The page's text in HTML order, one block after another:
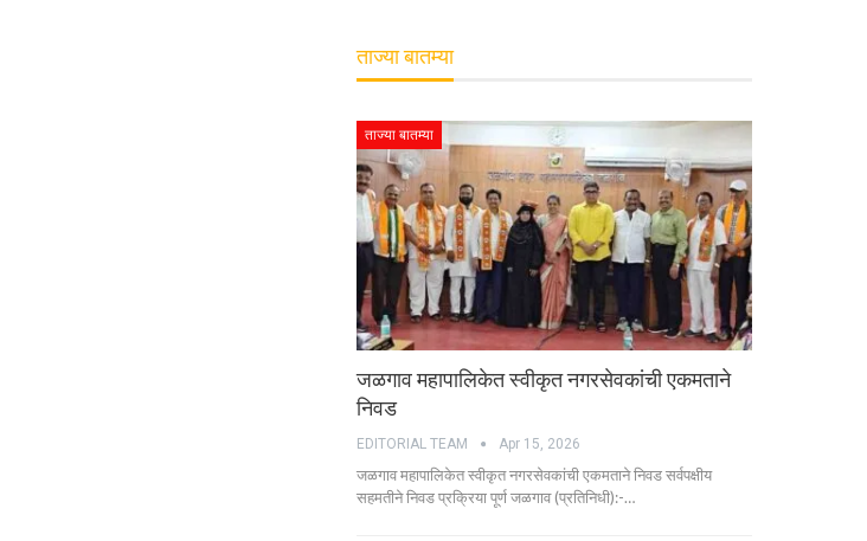
ताज्या बातम्या
ताज्या बातम्या
जळगाव महापालिकेत स्वीकृत नगरसेवकांची एकमताने
निवड
EDITORIAL TEAM Apr 15, 2026
जळगाव महापालिकेत स्वीकृत नगरसेवकांची एकमताने निवड सर्वपक्षीय
सहमतीने निवड प्रक्रिया पूर्ण जळगाव (प्रतिनिधी):-…